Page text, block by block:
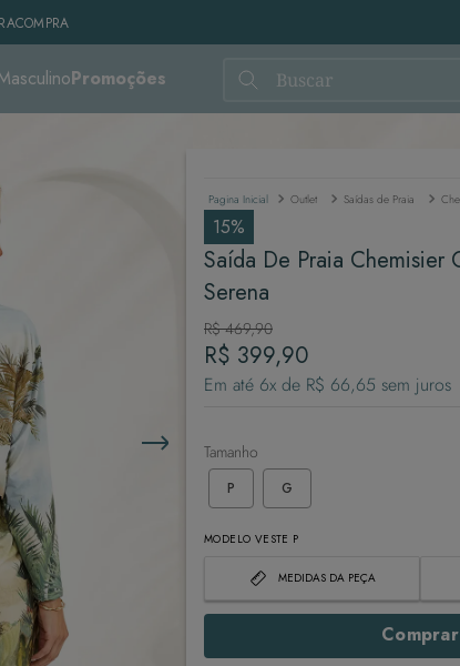
Promoções Buscar
Outlet Saídas de Praia
15%
Saída De Praia Chemisier
Serena
R$ 469,90
R$ 399,90
Em até 6x de R$ 66,65 sem juros
Tamanho
P G
MODELO VESTE P
MEDIDAS DA PEÇA
Comprar